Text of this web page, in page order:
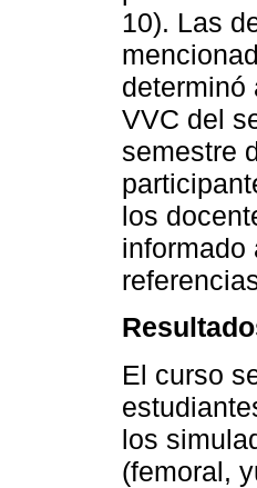
10). Las
determinó
VVC del
semestre
los
informado
El curso
los
(femoral,